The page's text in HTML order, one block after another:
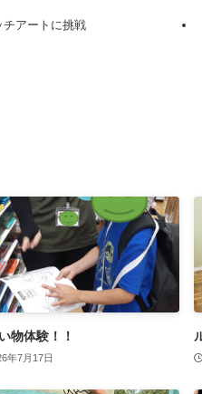
チアートに挑戦
物体験！！
年7月17日